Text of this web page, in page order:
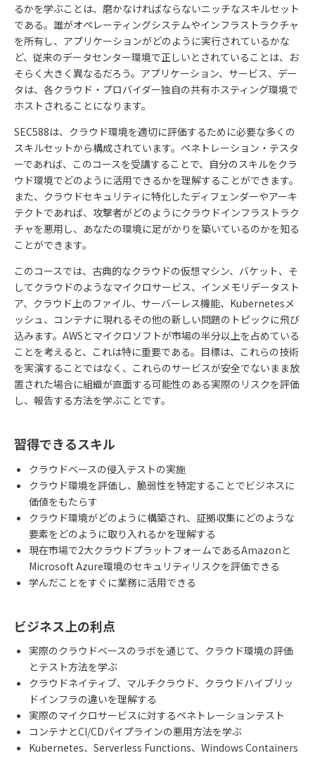
るかを学ぶことは、磨かなければならないニッチなスキルセット
である。誰がオペレーティングシステムやインフラストラクチャ
を所有し、アプリケーションがどのように実行されているかな
ど、従来のデータセンター環境で正しいとされていることは、お
そらく大きく異なるだろう。アプリケーション、サービス、デー
タは、各クラウド・プロバイダー独自の共有ホスティング環境で
ホストされることになります。
SEC588は、クラウド環境を適切に評価するために必要な多くの
スキルセットから構成されています。ペネトレーション・テスタ
ーであれば、このコースを受講することで、自分のスキルをクラ
ウド環境でどのように活用できるかを理解することができます。
また、クラウドセキュリティに特化したディフェンダーやアーキ
テクトであれば、攻撃者がどのようにクラウドインフラストラク
チャを悪用し、あなたの環境に足がかりを築いているのかを知る
ことができます。
このコースでは、古典的なクラウドの仮想マシン、バケット、そ
してクラウドのようなマイクロサービス、インメモリデータスト
ア、クラウド上のファイル、サーバーレス機能、Kubernetesメ
ッシュ、コンテナに現れるその他の新しい問題のトピックに飛び
込みます。AWSとマイクロソフトが市場の半分以上を占めている
ことを考えると、これは特に重要である。目標は、これらの技術
を実演することではなく、これらのサービスが安全でないまま放
置された場合に組織が直面する可能性のある実際のリスクを評価
し、報告する方法を学ぶことです。
習得できるスキル
クラウドベースの侵入テストの実施
クラウド環境を評価し、脆弱性を特定することでビジネスに
価値をもたらす
クラウド環境がどのように構築され、証拠収集にどのような
要素をどのように取り入れるかを理解する
現在市場で2大クラウドプラットフォームであるAmazonと
Microsoft Azure環境のセキュリティリスクを評価できる
学んだことをすぐに業務に活用できる
ビジネス上の利点
実際のクラウドベースのラボを通じて、クラウド環境の評価
とテスト方法を学ぶ
クラウドネイティブ、マルチクラウド、クラウドハイブリッ
ドインフラの違いを理解する
実際のマイクロサービスに対するペネトレーションテスト
コンテナとCI/CDパイプラインの悪用方法を学ぶ
Kubernetes、Serverless Functions、Windows Containers